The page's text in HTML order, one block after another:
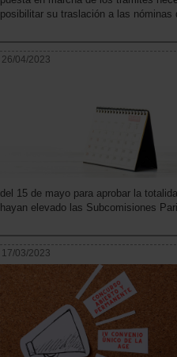
posibilitar su traslación a las nóminas
26/04/2023
del 15 de mayo para aprobar la
hayan elevado las Subcomisiones
17/03/2023